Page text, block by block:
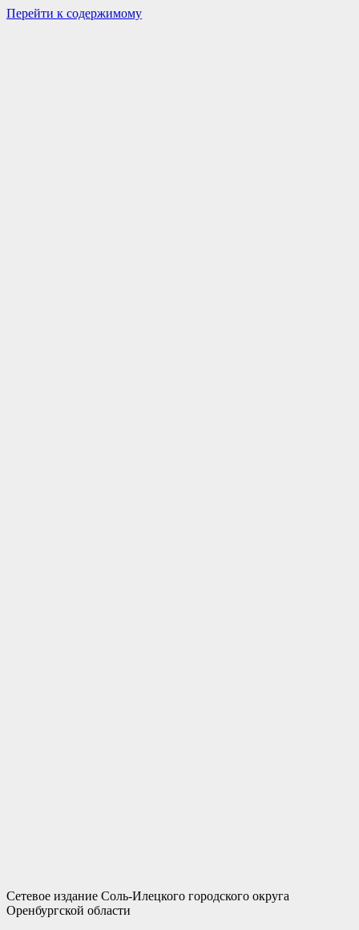
Перейти к содержимому
Сетевое издание Соль-Илецкого городского округа
Оренбургской области